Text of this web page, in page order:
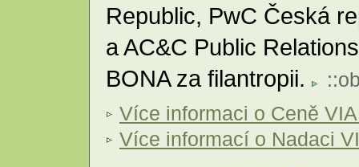
Republic, PwC Česká
a AC&C Public
BONA za filantropii.
::
Více informaci o Ceně
Více informací o Nadaci